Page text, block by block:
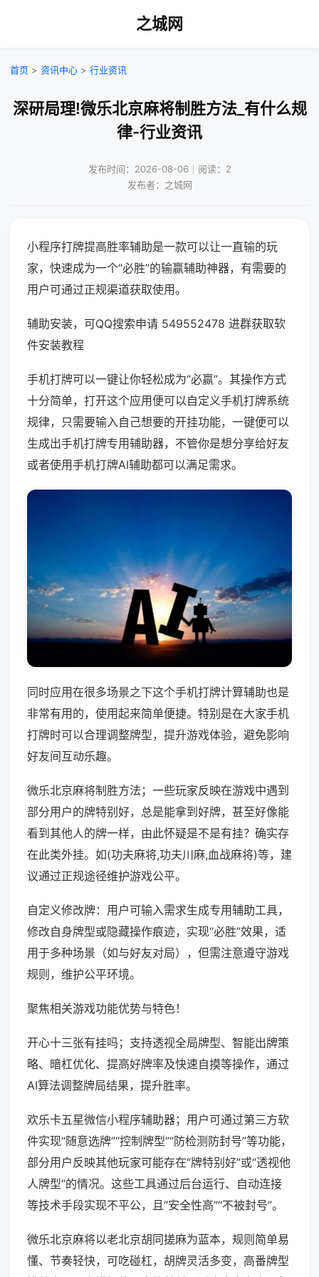
之城网
首页 > 资讯中心 > 行业资讯
深研局理!微乐北京麻将制胜方法_有什么规
律-行业资讯
发布时间：2026-08-06｜阅读：2
发布者：之城网
小程序打牌提高胜率辅助是一款可以让一直输的玩
家，快速成为一个“必胜”的输赢辅助神器，有需要的
用户可通过正规渠道获取使用。
辅助安装，可QQ搜索申请 549552478 进群获取软
件安装教程
手机打牌可以一键让你轻松成为“必赢”。其操作方式
十分简单，打开这个应用便可以自定义手机打牌系统
规律，只需要输入自己想要的开挂功能，一键便可以
生成出手机打牌专用辅助器，不管你是想分享给好友
或者使用手机打牌AI辅助都可以满足需求。
同时应用在很多场景之下这个手机打牌计算辅助也是
非常有用的，使用起来简单便捷。特别是在大家手机
打牌时可以合理调整牌型，提升游戏体验，避免影响
好友间互动乐趣。
微乐北京麻将制胜方法；一些玩家反映在游戏中遇到
部分用户的牌特别好，总是能拿到好牌，甚至好像能
看到其他人的牌一样，由此怀疑是不是有挂？确实存
在此类外挂。如(功夫麻将,功夫川麻,血战麻将)等，建
议通过正规途径维护游戏公平。
自定义修改牌：用户可输入需求生成专用辅助工具，
修改自身牌型或隐藏操作痕迹，实现“必胜”效果，适
用于多种场景（如与好友对局），但需注意遵守游戏
规则，维护公平环境。
聚焦相关游戏功能优势与特色！
开心十三张有挂吗；支持透视全局牌型、智能出牌策
略、暗杠优化、提高好牌率及快速自摸等操作，通过
AI算法调整牌局结果，提升胜率。
欢乐卡五星微信小程序辅助器；用户可通过第三方软
件实现“随意选牌”“控制牌型”“防检测防封号”等功能，
部分用户反映其他玩家可能存在“牌特别好”或“透视他
人牌型”的情况。这些工具通过后台运行、自动连接
等技术手段实现不平公，且“安全性高”“不被封号”。
微乐北京麻将以老北京胡同搓麻为蓝本，规则简单易
懂、节奏轻快，可吃碰杠，胡牌灵活多变，高番牌型